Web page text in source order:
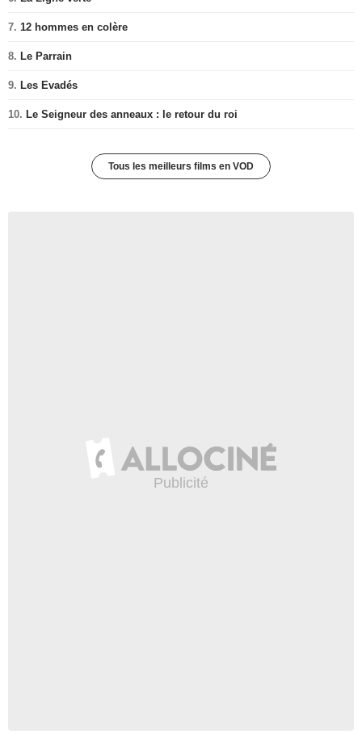
7. 12 hommes en colère
8. Le Parrain
9. Les Evadés
10. Le Seigneur des anneaux : le retour du roi
Tous les meilleurs films en VOD